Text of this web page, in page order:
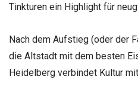
Tinkturen ein Highlight für
Nach dem Aufstieg (oder der
die Altstadt mit dem besten
Heidelberg verbindet Kultur